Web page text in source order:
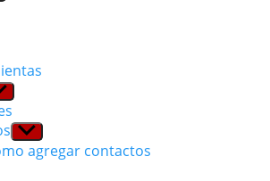
Show
sub
menu
agregar contactos